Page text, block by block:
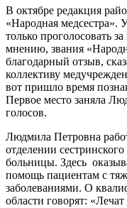
В октябре редакция
«Народная
только проголосовать
мнению, звания
благодарный отзыв,
коллективу
вот пришло время
Первое место заняла
голосов.
Людмила Петровна
отделении
больницы. Здесь
помощь пациентам с
заболеваниями. О
области говорят: